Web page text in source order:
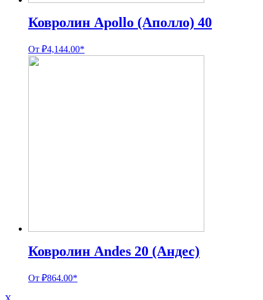
Ковролин Apollo (Аполло) 40
От ₽4,144.00*
Ковролин Andes 20 (Андес)
От ₽864.00*